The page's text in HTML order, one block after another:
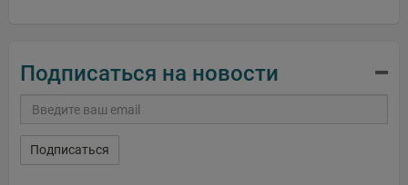
Подписаться на новости
Подписаться